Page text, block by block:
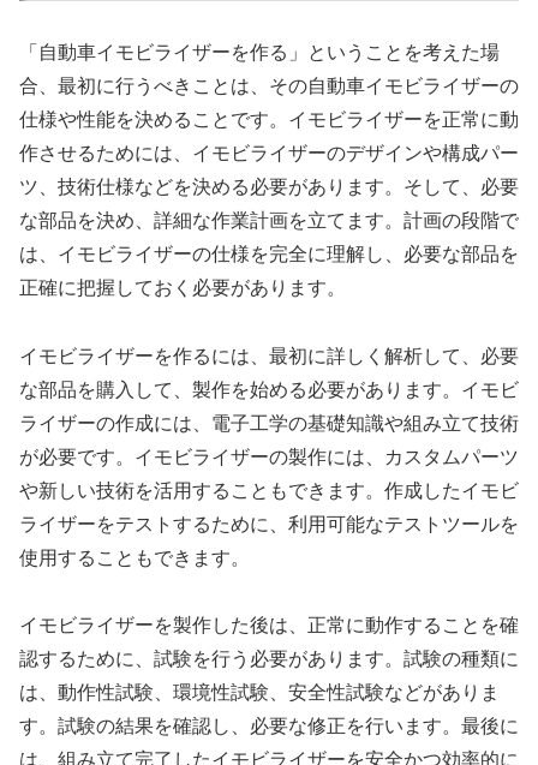
「自動車イモビライザーを作る」ということを考えた場
合、最初に行うべきことは、その自動車イモビライザーの
仕様や性能を決めることです。イモビライザーを正常に動
作させるためには、イモビライザーのデザインや構成パー
ツ、技術仕様などを決める必要があります。そして、必要
な部品を決め、詳細な作業計画を立てます。計画の段階で
は、イモビライザーの仕様を完全に理解し、必要な部品を
正確に把握しておく必要があります。
イモビライザーを作るには、最初に詳しく解析して、必要
な部品を購入して、製作を始める必要があります。イモビ
ライザーの作成には、電子工学の基礎知識や組み立て技術
が必要です。イモビライザーの製作には、カスタムパーツ
や新しい技術を活用することもできます。作成したイモビ
ライザーをテストするために、利用可能なテストツールを
使用することもできます。
イモビライザーを製作した後は、正常に動作することを確
認するために、試験を行う必要があります。試験の種類に
は、動作性試験、環境性試験、安全性試験などがありま
す。試験の結果を確認し、必要な修正を行います。最後に
は、組み立て完了したイモビライザーを安全かつ効率的に